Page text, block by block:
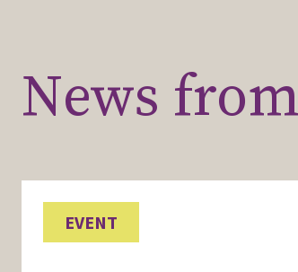
News
EVENT